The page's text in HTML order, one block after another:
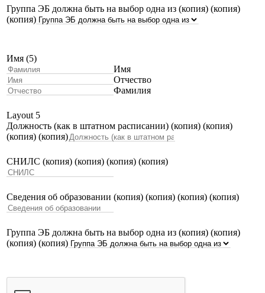
Группа ЭБ должна быть на выбор одна из (копия) (копия)
(копия)
Имя (5)
Имя
Отчество
Фамилия
Layout 5
Должность (как в штатном расписании) (копия) (копия)
(копия) (копия)
СНИЛС (копия) (копия) (копия) (копия)
Сведения об образовании (копия) (копия) (копия) (копия)
Группа ЭБ должна быть на выбор одна из (копия) (копия)
(копия) (копия)